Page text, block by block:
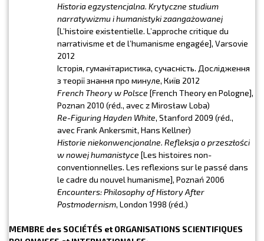
Historia egzystencjalna. Krytyczne studium
narratywizmu i humanistyki zaangażowanej
[L’histoire existentielle. L’approche critique du
narrativisme et de l’humanisme engagée], Varsovie
2012
Історія, гуманітаристика, сучасність. Дослідження
з теорії знання про минуле, Київ 2012
French Theory w Polsce [French Theory en Pologne],
Poznan 2010 (réd., avec z Mirosław Loba)
Re-Figuring Hayden White, Stanford 2009 (réd.,
avec Frank Ankersmit, Hans Kellner)
Historie niekonwencjonalne. Refleksja o przeszłości
w nowej humanistyce [Les histoires non-
conventionnelles. Les reflexions sur le passé dans
le cadre du nouvel humanisme], Poznań 2006
Encounters: Philosophy of History After
Postmodernism, London 1998 (réd.)
MEMBRE des SOCIÉTÉS et ORGANISATIONS SCIENTIFIQUES